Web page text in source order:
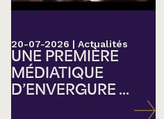
20-07-2026 | Actualités
UNE PREMIÈRE
MÉDIATIQUE
D’ENVERGURE ...